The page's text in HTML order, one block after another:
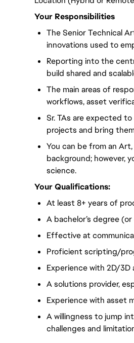
Your Responsibilities
The Senior Technical
innovations used to
Reporting into the
build shared and
The main areas of
workflows, asset
Sr. TAs are expected
projects and bring
You can be from an
background; however,
science.
Your Qualifications:
At least 8+ years of
A bachelor’s degree
Effective at
Proficient scripting/
Experience with 2D/3D
A solutions provider,
Experience with asset
A willingness to jump
challenges and